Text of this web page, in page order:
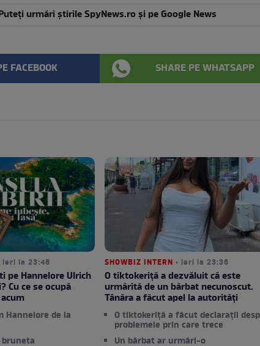
urmări știrile SpyNews.ro și pe Google News
FACEBOOK SHARE PE WHATSAPP
ieri la 23:48
pe Hannelore Ulrich
Cu ce se ocupă
Hannelore de la
bruneta
SHOWBIZ INTERN • ieri la 23:36
O tiktokeriță a dezvăluit că este
urmărită de un bărbat necunoscut.
Tânăra a făcut apel la autorități
O tiktokeriță a făcut declarații
problemele prin care trece
Un bărbat ar urmări-o